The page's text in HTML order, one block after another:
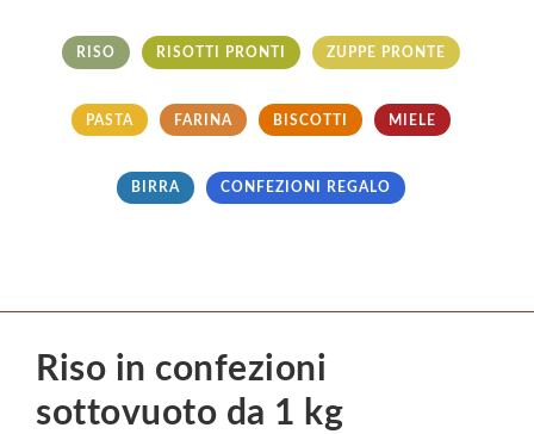
RISO RISOTTI PRONTI ZUPPE PRONTE
PASTA FARINA BISCOTTI MIELE
BIRRA CONFEZIONI REGALO
Riso in confezioni
sottovuoto da 1 kg